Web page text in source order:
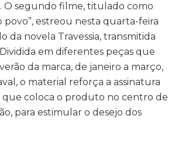
O segundo filme, titulado como
povo”, estreou nesta quarta-feira
da novela Travessia, transmitida
em diferentes peças que
da marca, de janeiro a março,
o material reforça a assinatura
que coloca o produto no centro de
para estimular o desejo dos